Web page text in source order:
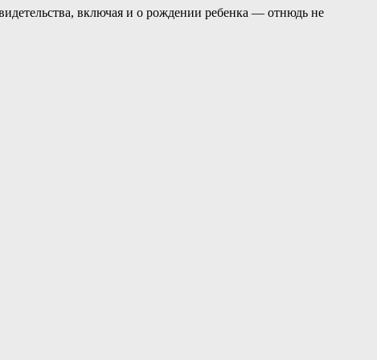
включая и о рождении ребенка — отнюдь не